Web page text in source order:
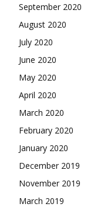
September 2020
August 2020
July 2020
June 2020
May 2020
April 2020
March 2020
February 2020
January 2020
December 2019
November 2019
March 2019